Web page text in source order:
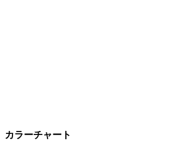
カラーチャート